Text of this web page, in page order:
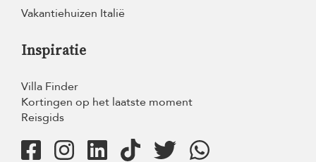
Vakantiehuizen Italië
Inspiratie
Villa Finder
Kortingen op het laatste moment
Reisgids